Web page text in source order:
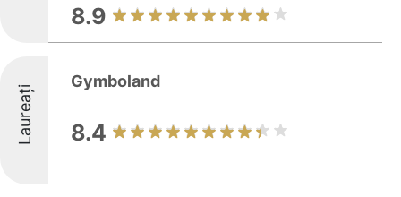
8.9
Laureați
Gymboland
8.4